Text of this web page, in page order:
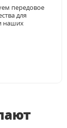
передовое
для
наших